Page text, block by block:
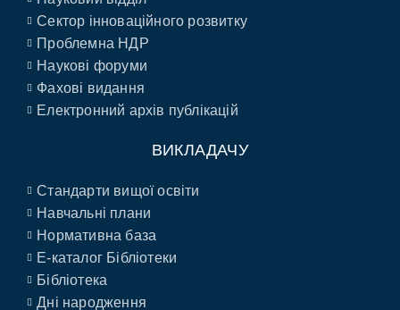
Сектор інноваційного розвитку
Проблемна НДР
Наукові форуми
Фахові видання
Електронний архів публікацій
ВИКЛАДАЧУ
Стандарти вищої освіти
Навчальні плани
Нормативна база
E-каталог Бібліотеки
Бібліотека
Дні народження